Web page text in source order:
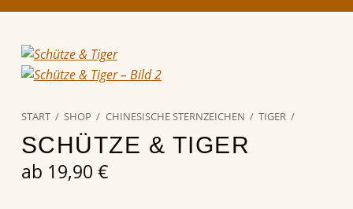
START / SHOP / CHINESISCHE STERNZEICHEN / TIGER /
SCHÜTZE & TIGER
ab 19,90 €